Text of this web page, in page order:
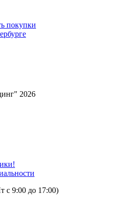
покупки
2026
с 9:00 до 17:00)